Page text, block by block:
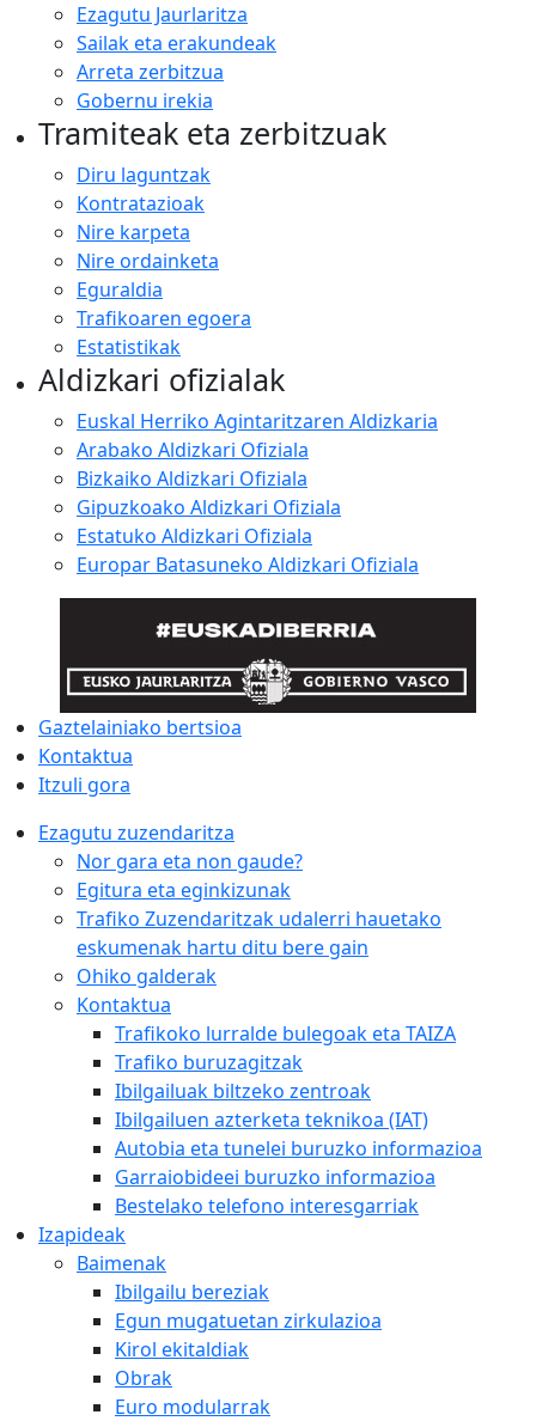
Ezagutu Jaurlaritza
Sailak eta erakundeak
Arreta zerbitzua
Gobernu irekia
Tramiteak eta zerbitzuak
Diru laguntzak
Kontratazioak
Nire karpeta
Nire ordainketa
Eguraldia
Trafikoaren egoera
Estatistikak
Aldizkari ofizialak
Euskal Herriko Agintaritzaren Aldizkaria
Arabako Aldizkari Ofiziala
Bizkaiko Aldizkari Ofiziala
Gipuzkoako Aldizkari Ofiziala
Estatuko Aldizkari Ofiziala
Europar Batasuneko Aldizkari Ofiziala
Gaztelainiako bertsioa
Kontaktua
Itzuli gora
Ezagutu zuzendaritza
Nor gara eta non gaude?
Egitura eta eginkizunak
Trafiko Zuzendaritzak udalerri hauetako
eskumenak hartu ditu bere gain
Ohiko galderak
Kontaktua
Trafikoko lurralde bulegoak eta TAIZA
Trafiko buruzagitzak
Ibilgailuak biltzeko zentroak
Ibilgailuen azterketa teknikoa (IAT)
Autobia eta tunelei buruzko informazioa
Garraiobideei buruzko informazioa
Bestelako telefono interesgarriak
Izapideak
Baimenak
Ibilgailu bereziak
Egun mugatuetan zirkulazioa
Kirol ekitaldiak
Obrak
Euro modularrak